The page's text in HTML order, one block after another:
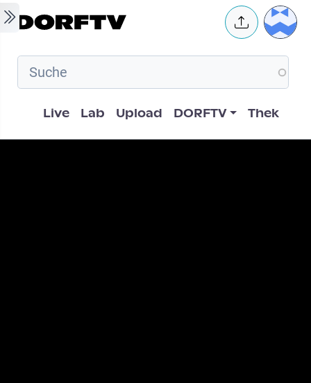
Skip to main content User
Hauptnavigation
Live Lab Upload DORFTV Thek